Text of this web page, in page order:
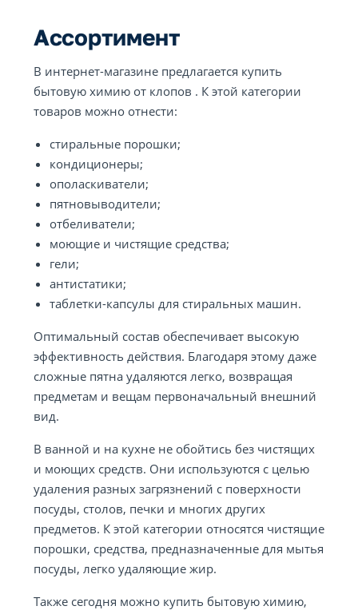
Ассортимент
В интернет-магазине предлагается купить
бытовую химию от клопов . К этой категории
товаров можно отнести:
стиральные порошки;
кондиционеры;
ополаскиватели;
пятновыводители;
отбеливатели;
моющие и чистящие средства;
гели;
антистатики;
таблетки-капсулы для стиральных машин.
Оптимальный состав обеспечивает высокую
эффективность действия. Благодаря этому даже
сложные пятна удаляются легко, возвращая
предметам и вещам первоначальный внешний
вид.
В ванной и на кухне не обойтись без чистящих
и моющих средств. Они используются с целью
удаления разных загрязнений с поверхности
посуды, столов, печки и многих других
предметов. К этой категории относятся чистящие
порошки, средства, предназначенные для мытья
посуды, легко удаляющие жир.
Также сегодня можно купить бытовую химию,